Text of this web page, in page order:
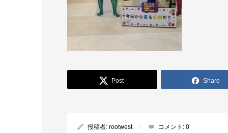
Post Share
投稿者: rootwest コメント: 0